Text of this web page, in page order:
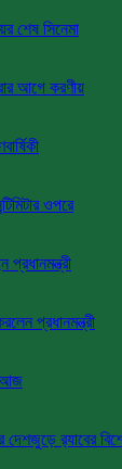
শেষ সিনেমা
আগে করণীয়
ওপরে
প্রধানমন্ত্রী
আজ
র‌্যাবের